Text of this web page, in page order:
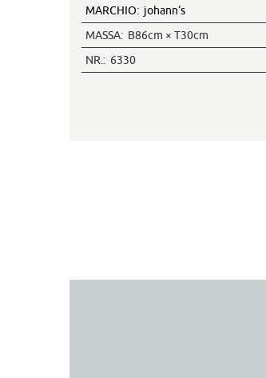
MARCHIO: johann‘s
MASSA: B86cm × T30cm
NR.: 6330